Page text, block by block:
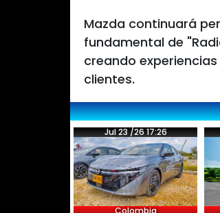
Mazda continuará
fundamental de
creando
clientes.
Jul 23 /26 17:26
Colombia